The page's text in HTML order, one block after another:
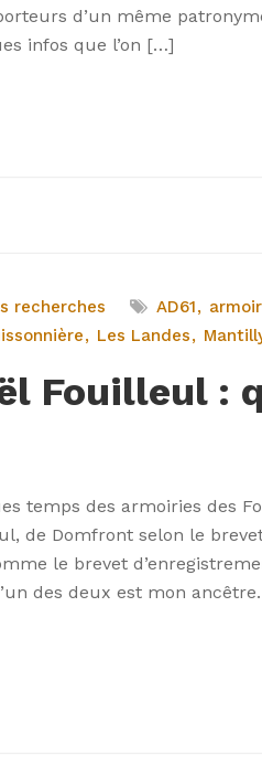
d’un même
infos que l’on […]
recherches AD61
Les Landes
Fouilleul :
temps des armoiries des
de Domfront selon le
le brevet
des deux est mon